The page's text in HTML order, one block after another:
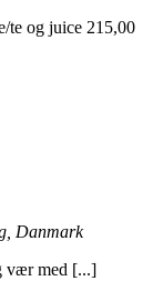
og juice 215,00
Danmark
vær med [...]